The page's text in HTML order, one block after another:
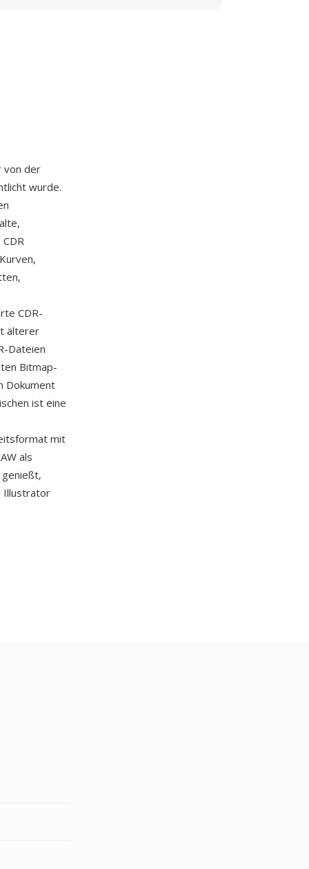
von der
wurde.
CDR-
älterer
Dateien
Bitmap-
Dokument
ist eine
mit
als
Illustrator